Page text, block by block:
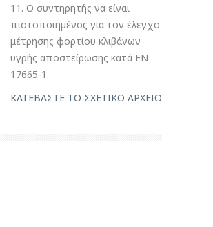
11. Ο συντηρητής να είναι
πιστοποιημένος για τον έλεγχο
μέτρησης φορτίου κλιβάνων
υγρής αποστείρωσης κατά EN
17665-1.
ΚΑΤΕΒΑΣΤΕ ΤΟ ΣΧΕΤΙΚΟ ΑΡΧΕΙΟ